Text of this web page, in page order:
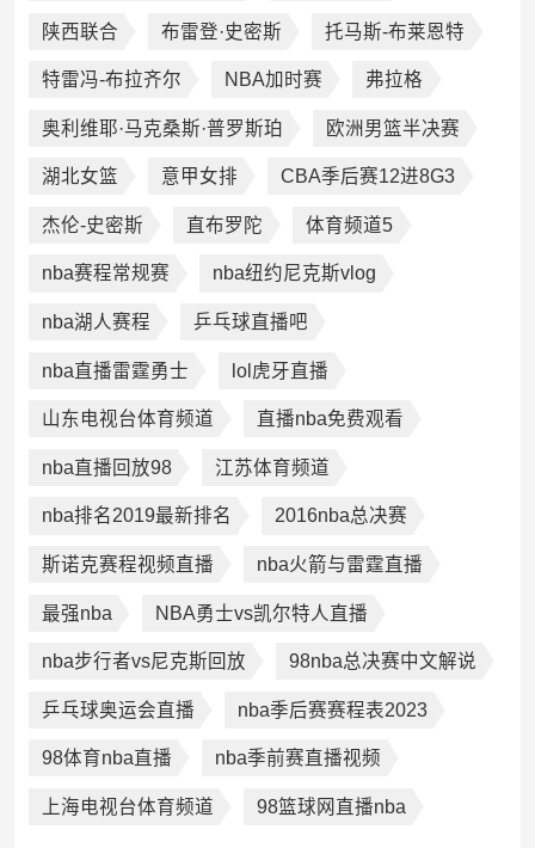
陕西联合 布雷登·史密斯 托马斯-布莱恩特
‌特雷冯-布拉齐尔 NBA加时赛 弗拉格
奥利维耶·马克桑斯·普罗斯珀 欧洲男篮半决赛
湖北女篮 意甲女排 CBA季后赛12进8G3
杰伦-史密斯 直布罗陀 体育频道5
nba赛程常规赛 nba纽约尼克斯vlog
nba湖人赛程 乒乓球直播吧
nba直播雷霆勇士 lol虎牙直播
山东电视台体育频道 直播nba免费观看
nba直播回放98 江苏体育频道
nba排名2019最新排名 2016nba总决赛
斯诺克赛程视频直播 nba火箭与雷霆直播
最强nba NBA勇士vs凯尔特人直播
nba步行者vs尼克斯回放 98nba总决赛中文解说
乒乓球奥运会直播 nba季后赛赛程表2023
98体育nba直播 nba季前赛直播视频
上海电视台体育频道 98篮球网直播nba